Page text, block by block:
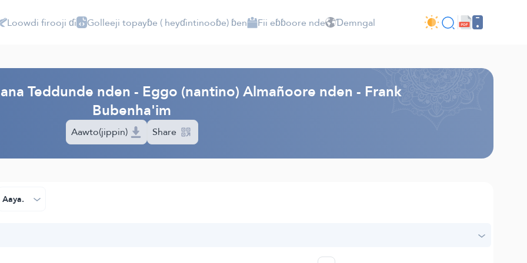
Loowdi firooji ɗi Golleeji topayɓe ( heyɗintinooɓe) ɓen Fii eɓɓoore nde Ɗemngal
Teddunde nden - Eggo (nantino) Almañoore nden - Frank
Bubenha'im
Aawto(jippin) Share
Aaya.